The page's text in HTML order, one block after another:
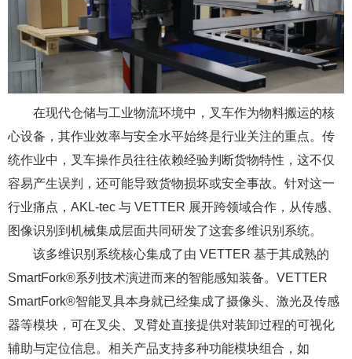
在现代仓储与工业物流环境中，叉车作为物料搬运的核
心设备，其作业效率与安全水平始终是行业关注的重点。传
统作业中，叉车操作员往往依赖经验判断货物特性，这不仅
容易产生误判，还可能导致货物损坏或安全事故。针对这一
行业痛点，AKL-tec 与 VETTER 展开跨领域合作，从传感、
图像识别到机械集成层面共同研发了这套多维识别系统。
该多维识别系统核心集成了由 VETTER 基于其成熟的
SmartFork®系列技术演进而来的智能感知装备。VETTER
SmartFork®智能叉具本身就已经集成了摄像头、激光及传感
器等模块，可在叉尖、叉臂处直接提供对装卸过程的可视化
辅助与定位信息。相关产品支持多种功能模块组合，如